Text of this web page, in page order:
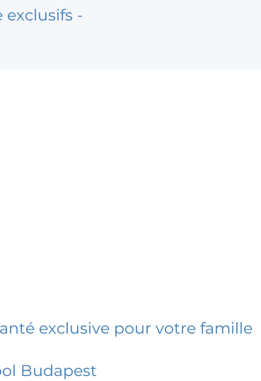
-
exclusive pour votre famille
Budapest